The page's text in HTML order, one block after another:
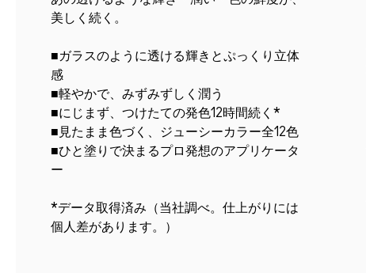
美しく続く。
■ガラスのように透ける輝きとぷっくり立体
感
■軽やかで、みずみずしく潤う
■にじまず、つけたての発色12時間続く*
■見たまま色づく、ジューシーカラー全12色
■ひと塗りで決まるプロ発想のアプリケータ
ー
*データ取得済み（当社調べ。仕上がりには
個人差があります。）